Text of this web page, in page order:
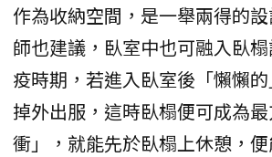
作為收納空間，是一舉兩得的
師也建議，臥室中也可融入臥
疫時期，若進入臥室後「懶懶
掉外出服，這時臥榻便可成為
衝」，就能先於臥榻上休憩，